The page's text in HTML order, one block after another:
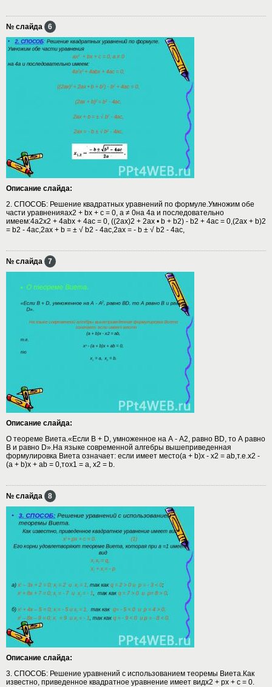
№ слайда 6
Описание слайда:
2. СПОСОБ: Решение квадратных уравнений по формуле.Умножим обе
части уравненияах2 + bх + с = 0, а ≠ 0на 4а и последовательно
имеем:4а2х2 + 4аbх + 4ас = 0, ((2ах)2 + 2ах • b + b2) - b2 + 4ac = 0,(2ax + b)2
= b2 - 4ac,2ax + b = ± √ b2 - 4ac,2ax = - b ± √ b2 - 4ac,
№ слайда 7
Описание слайда:
О теореме Виета.«Если В + D, умноженное на А - А2, равно ВD, то А равно
В и равно D».На языке современной алгебры вышеприведенная
формулировка Виета означает: если имеет место(а + b)х - х2 = ab,т.е.х2 -
(а + b)х + аb = 0,тох1 = а, х2 = b.
№ слайда 8
Описание слайда:
3. СПОСОБ: Решение уравнений с использованием теоремы Виета.Как
известно, приведенное квадратное уравнение имеет видх2 + px + c = 0.